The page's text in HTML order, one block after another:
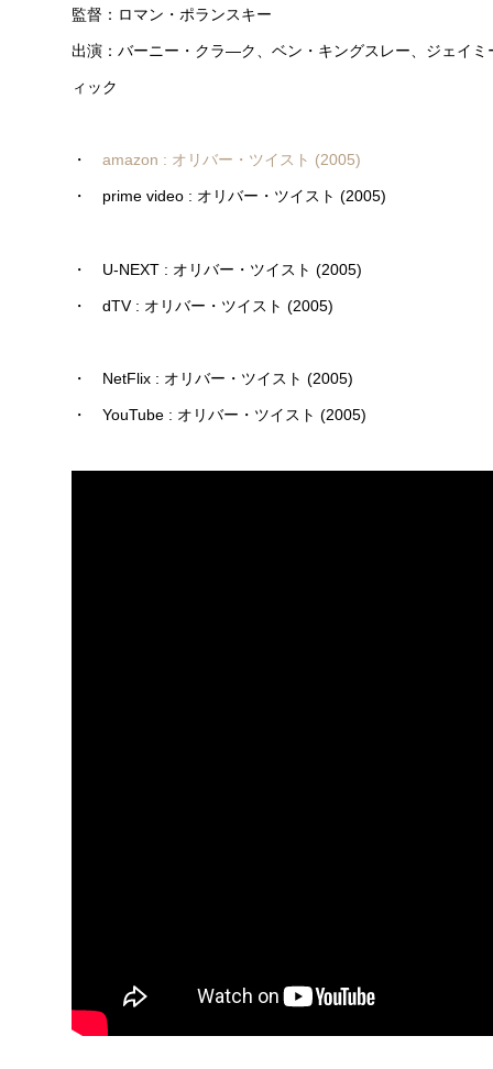
監督：ロマン・ポランスキー
出演：バーニー・クラ―ク、ベン・キングスレー、ジェイ
ィック
・ amazon : オリバー・ツイスト (2005)
・ prime video : オリバー・ツイスト (2005)
・ U-NEXT : オリバー・ツイスト (2005)
・ dTV : オリバー・ツイスト (2005)
・ NetFlix : オリバー・ツイスト (2005)
・ YouTube : オリバー・ツイスト (2005)